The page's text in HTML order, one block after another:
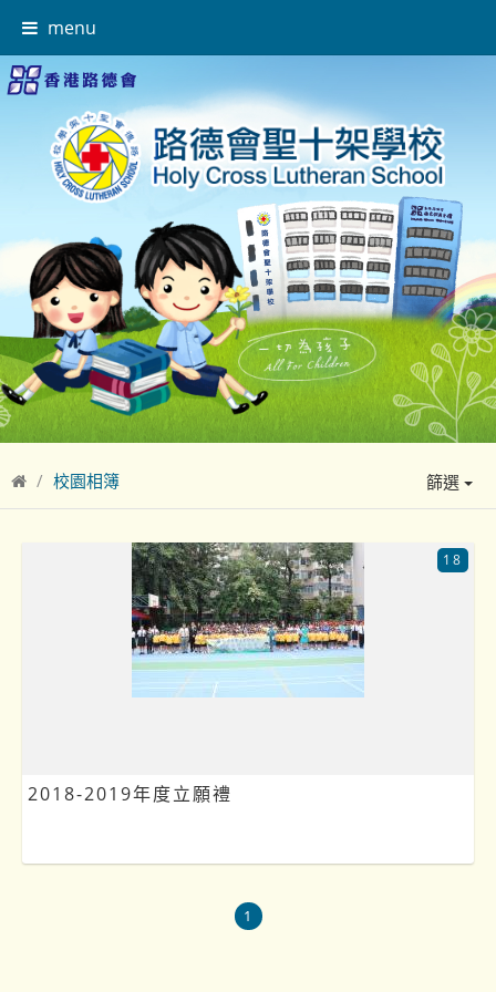
menu
校園相簿 篩選
2018-2019年度立願禮
18
1